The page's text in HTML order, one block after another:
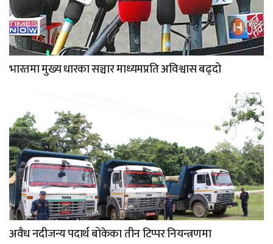
भारतमा मुख्य धारका सञ्चार माध्यमप्रति अविश्वास बढ्दो
अवैध नदीजन्य पदार्थ बोकेका तीन टिप्पर नियन्त्रणमा